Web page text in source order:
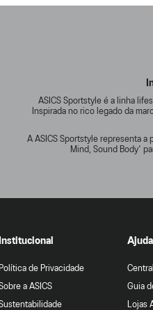
ASICS Sportstyle é a linha
Inspirada no rico legado da
A ASICS Sportstyle representa
Mind, Sound Body'
Institucional
Política de Privacidade
a ASICS
Guia
Lojas